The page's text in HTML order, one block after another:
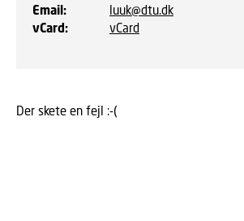
Email:
luuk@dtu.dk
vCard: vCard
Der skete en fejl :-(